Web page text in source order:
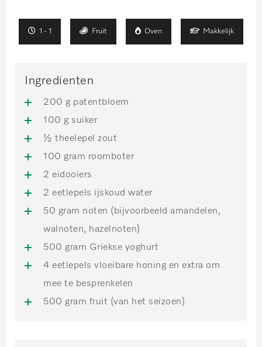
1 - 1 Fruit Oven Makkelijk
Ingredienten
200 g patentbloem
100 g suiker
½ theelepel zout
100 gram roomboter
2 eidooiers
2 eetlepels ijskoud water
50 gram noten (bijvoorbeeld amandelen,
walnoten, hazelnoten)
500 gram Griekse yoghurt
4 eetlepels vloeibare honing en extra om
mee te besprenkelen
500 gram fruit (van het seizoen)